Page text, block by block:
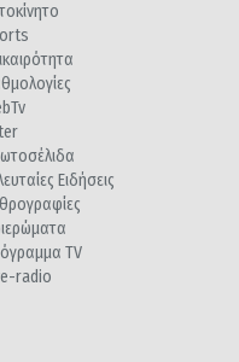
Ειδήσεις
TV
radio